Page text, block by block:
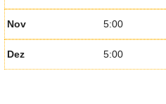
Nov 5:00
Dez 5:00